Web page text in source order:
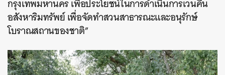
กรุงเทพมหานคร เพื่อประโยชน์ในการดำเนินการเวนคืน
อสังหาริมทรัพย์ เพื่อจัดทำสวนสาธารณะและอนุรักษ์
โบราณสถานของชาติ”